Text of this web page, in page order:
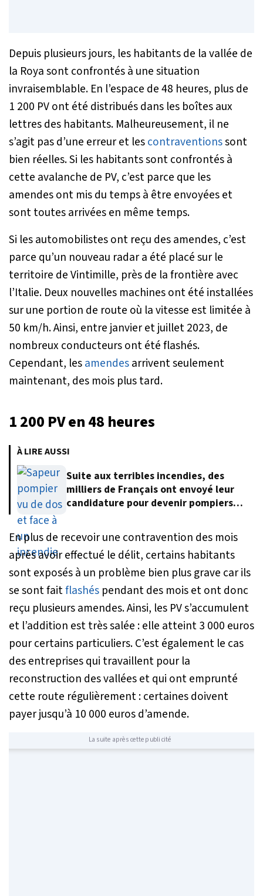
Depuis plusieurs jours, les habitants de la vallée de
la Roya sont confrontés à une situation
invraisemblable. En l’espace de 48 heures, plus de
1 200 PV ont été distribués dans les boîtes aux
lettres des habitants. Malheureusement, il ne
s’agit pas d’une erreur et lescontraventionssont
bien réelles. Si les habitants sont confrontés à
cette avalanche de PV, c’est parce que les
amendes ont mis du temps à être envoyées et
sont toutes arrivées en même temps.
Si les automobilistes ont reçu des amendes, c’est
parce qu’un nouveau radar a été placé sur le
territoire de Vintimille, près de la frontière avec
l’Italie. Deux nouvelles machines ont été installées
sur une portion de route où la vitesse est limitée à
50 km/h. Ainsi, entre janvier et juillet 2023, de
nombreux conducteurs ont été flashés.
Cependant, lesamendesarrivent seulement
maintenant, des mois plus tard.
1 200 PV en 48 heures
À LIRE AUSSI
Suite aux terribles incendies, des
milliers de Français ont envoyé leur
candidature pour devenir pompiers
En plus de recevoir une contravention des mois
après avoir effectué le délit, certains habitants
sont exposés à un problème bien plus grave car ils
se sont faitflashés pendant des mois et ont donc
reçu plusieurs amendes. Ainsi, les PV s’accumulent
et l’addition est très salée : elle atteint 3 000 euros
pour certains particuliers. C’est également le cas
des entreprises qui travaillent pour la
reconstruction des vallées et qui ont emprunté
cette route régulièrement : certaines doivent
payer jusqu’à 10 000 euros d’amende.
La suite après cette publicité